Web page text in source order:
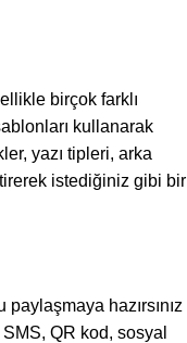
birçok farklı
kullanarak
yazı tipleri, arka
istediğiniz gibi bir
hazırsınız
QR kod, sosyal